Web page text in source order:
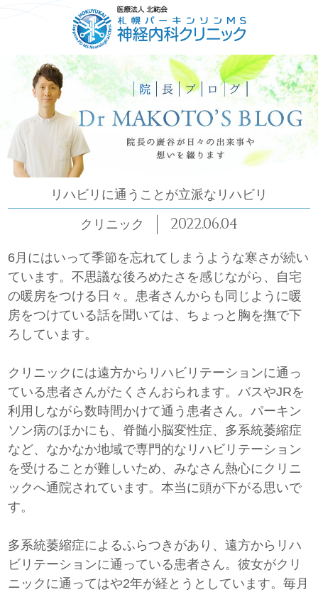
ごあいさつ コンセプト
リハビリに通うことが立派なリハビリ
クリニック 2022.06.04
6月にはいって季節を忘れてしまうような寒さが続い
ています。不思議な後ろめたさを感じながら、自宅
の暖房をつける日々。患者さんからも同じように暖
房をつけている話を聞いては、ちょっと胸を撫で下
ろしています。
クリニックには遠方からリハビリテーションに通っ
ている患者さんがたくさんおられます。バスやJRを
利用しながら数時間かけて通う患者さん。パーキン
ソン病のほかにも、脊髄小脳変性症、多系統萎縮症
など、なかなか地域で専門的なリハビリテーション
を受けることが難しいため、みなさん熱心にクリニ
ックへ通院されています。本当に頭が下がる思いで
す。
多系統萎縮症によるふらつきがあり、遠方からリハ
ビリテーションに通っている患者さん。彼女がクリ
ニックに通ってはや2年が経とうとしています。毎月